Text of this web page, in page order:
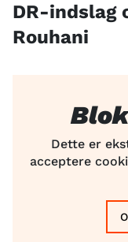
DR-indslag
Rouhani
Dette er
acceptere